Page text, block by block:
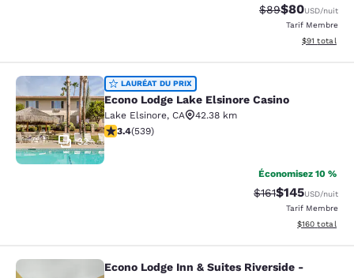
Tarif barré :
$89Tarif réduit :
$80USD/nuit
Tarif Membre
Afficher les
$91 total
Econo Lodge Lake Elsinore Casino
32
LAURÉAT DU PRIX
Econo Lodge Lake Elsinore Casino
Lake Elsinore, CA
42.38 km
3.35 étoiles. Bien. 539 commentaires
3.4(539)
Économisez 10 %
Tarif barré :
$161Tarif réduit :
$145USD/nuit
Tarif Membre
Afficher les
$160 total
Econo Lodge Inn & Suites Riverside
Econo Lodge Inn & Suites Riverside -